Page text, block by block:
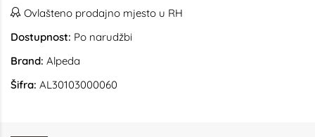
Ovlašteno prodajno mjesto u RH
Dostupnost: Po narudžbi
Brand: Alpeda
Šifra: AL30103000060